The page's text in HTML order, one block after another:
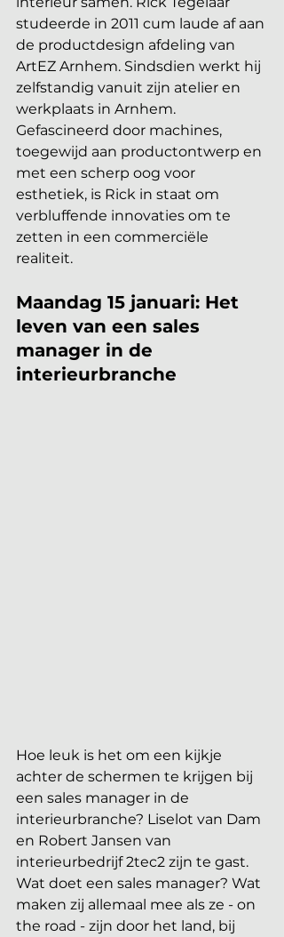
studeerde in 2011 cum laude af aan
de productdesign afdeling van
ArtEZ Arnhem. Sindsdien werkt hij
zelfstandig vanuit zijn atelier en
werkplaats in Arnhem.
Gefascineerd door machines,
toegewijd aan productontwerp en
met een scherp oog voor
esthetiek, is Rick in staat om
verbluffende innovaties om te
zetten in een commerciële
realiteit.
Maandag 15 januari: Het
leven van een sales
manager in de
interieurbranche
Hoe leuk is het om een kijkje
achter de schermen te krijgen bij
een sales manager in de
interieurbranche? Liselot van Dam
en Robert Jansen van
interieurbedrijf 2tec2 zijn te gast.
Wat doet een sales manager? Wat
maken zij allemaal mee als ze - on
the road - zijn door het land, bij